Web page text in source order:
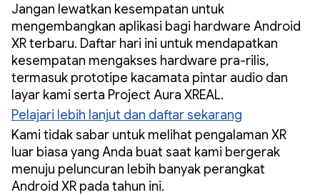
Jangan lewatkan kesempatan untuk
mengembangkan aplikasi bagi hardware Android
XR terbaru. Daftar hari ini untuk mendapatkan
kesempatan mengakses hardware pra-rilis,
termasuk prototipe kacamata pintar audio dan
layar kami serta Project Aura XREAL.
Pelajari lebih lanjut dan daftar sekarang
Kami tidak sabar untuk melihat pengalaman XR
luar biasa yang Anda buat saat kami bergerak
menuju peluncuran lebih banyak perangkat
Android XR pada tahun ini.